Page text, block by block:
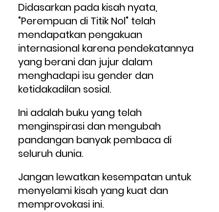
Didasarkan pada kisah nyata,
"Perempuan di Titik Nol" telah
mendapatkan pengakuan
internasional karena pendekatannya
yang berani dan jujur dalam
menghadapi isu gender dan
ketidakadilan sosial.
Ini adalah buku yang telah
menginspirasi dan mengubah
pandangan banyak pembaca di
seluruh dunia.
Jangan lewatkan kesempatan untuk
menyelami kisah yang kuat dan
memprovokasi ini.